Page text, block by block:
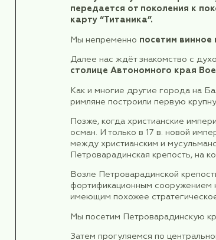
Прогуляемся по
Увидим крепость
Полюбуемся
небольшого
Когда-то это был город
Свободное время.
Ночь в Белграде.
День 3.